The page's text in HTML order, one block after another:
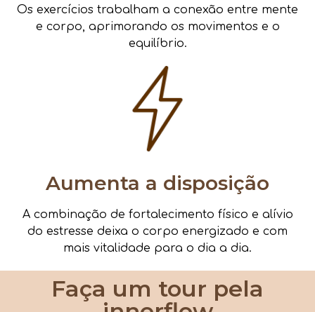
Os exercícios trabalham a conexão entre mente
e corpo, aprimorando os movimentos e o
equilíbrio.
Aumenta a disposição
A combinação de fortalecimento físico e alívio
do estresse deixa o corpo energizado e com
mais vitalidade para o dia a dia.
Faça um tour pela